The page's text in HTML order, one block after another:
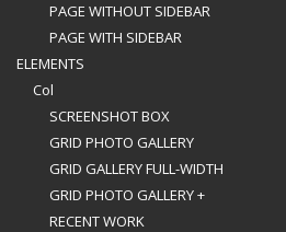
PAGE WITHOUT SIDEBAR
PAGE WITH SIDEBAR
ELEMENTS
Col
SCREENSHOT BOX
GRID PHOTO GALLERY
GRID GALLERY FULL-WIDTH
GRID PHOTO GALLERY +
RECENT WORK